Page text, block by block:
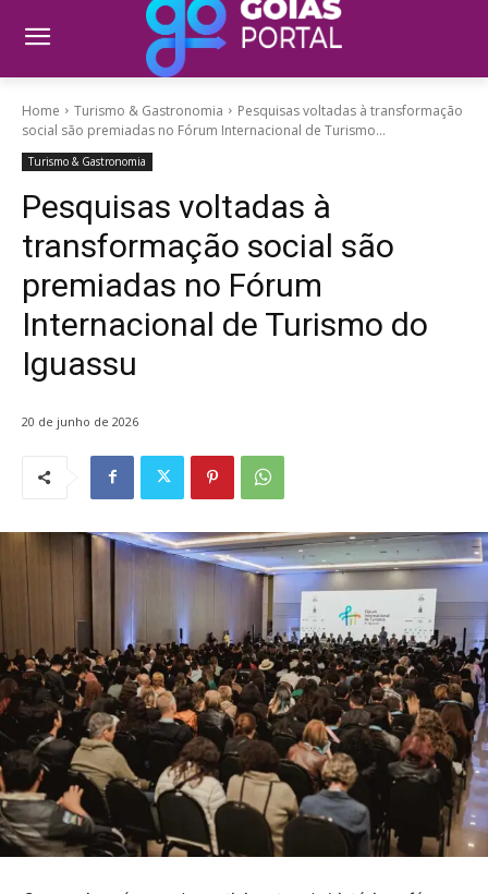
Home Turismo & Gastronomia
Pesquisas voltadas à transformação
social são premiadas no Fórum Internacional de Turismo...
Turismo & Gastronomia
Pesquisas voltadas à
transformação social são
premiadas no Fórum
Internacional de Turismo do
Iguassu
20 de junho de 2026